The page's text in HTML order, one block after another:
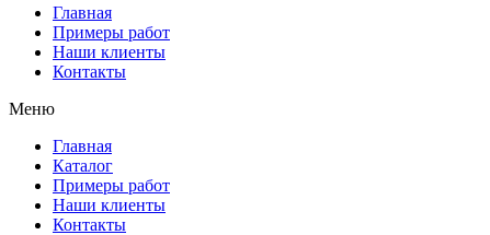
Главная
Примеры работ
Наши клиенты
Контакты
Меню
Главная
Каталог
Примеры работ
Наши клиенты
Контакты